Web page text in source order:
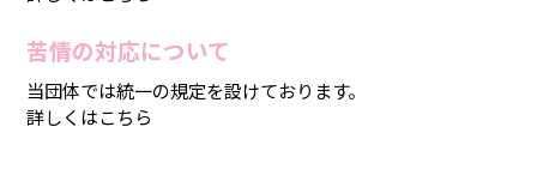
苦情の対応について
当団体では統一の規定を設けております。
詳しくはこちら